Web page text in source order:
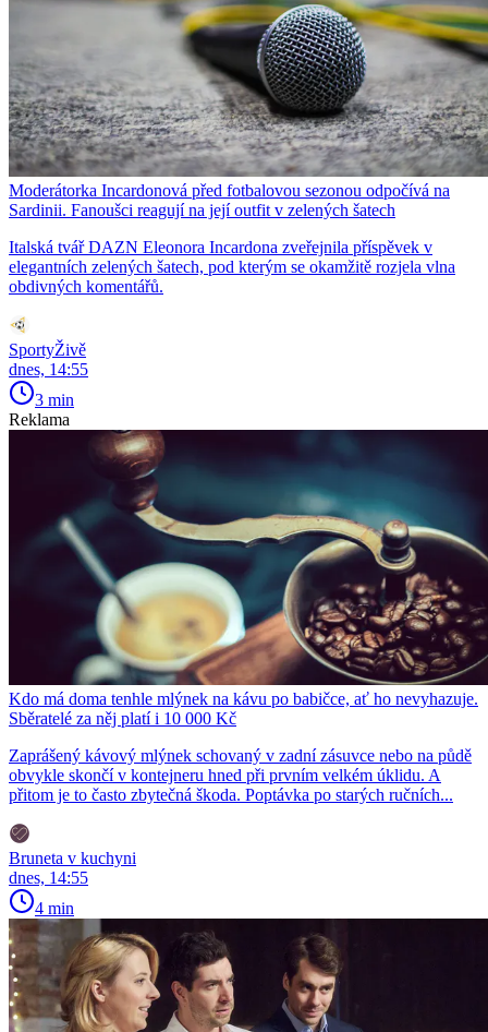
Moderátorka Incardonová před fotbalovou sezonou odpočívá na
Sardinii. Fanoušci reagují na její outfit v zelených šatech
Italská tvář DAZN Eleonora Incardona zveřejnila příspěvek v
elegantních zelených šatech, pod kterým se okamžitě rozjela vlna
obdivných komentářů.
SportyŽivě
dnes, 14:55
3 min
Reklama
Kdo má doma tenhle mlýnek na kávu po babičce, ať ho nevyhazuje.
Sběratelé za něj platí i 10 000 Kč
Zaprášený kávový mlýnek schovaný v zadní zásuvce nebo na půdě
obvykle skončí v kontejneru hned při prvním velkém úklidu. A
přitom je to často zbytečná škoda. Poptávka po starých ručních...
Bruneta v kuchyni
dnes, 14:55
4 min